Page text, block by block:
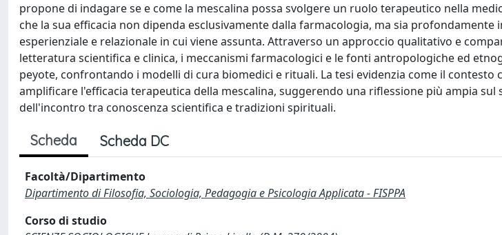
propone di indagare se e come la mescalina possa svolgere un ruolo terapeutico nella
che la sua efficacia non dipenda esclusivamente dalla farmacologia, ma sia profondamente
esperienziale e relazionale in cui viene assunta. Attraverso un approccio qualitativo e
letteratura scientifica e clinica, i meccanismi farmacologici e le fonti antropologiche ed
peyote, confrontando i modelli di cura biomedici e rituali. La tesi evidenzia come il contesto
amplificare l'efficacia terapeutica della mescalina, suggerendo una riflessione più ampia sul
dell'incontro tra conoscenza scientifica e tradizioni spirituali.
Scheda Scheda DC
Facoltà/Dipartimento
Dipartimento di Filosofia, Sociologia, Pedagogia e Psicologia Applicata - FISPPA
Corso di studio